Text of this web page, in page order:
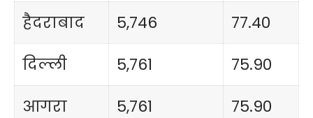
हैदराबाद
5,746
77.40
दिल्ली
5,761
75.90
आगरा
5,761
75.90